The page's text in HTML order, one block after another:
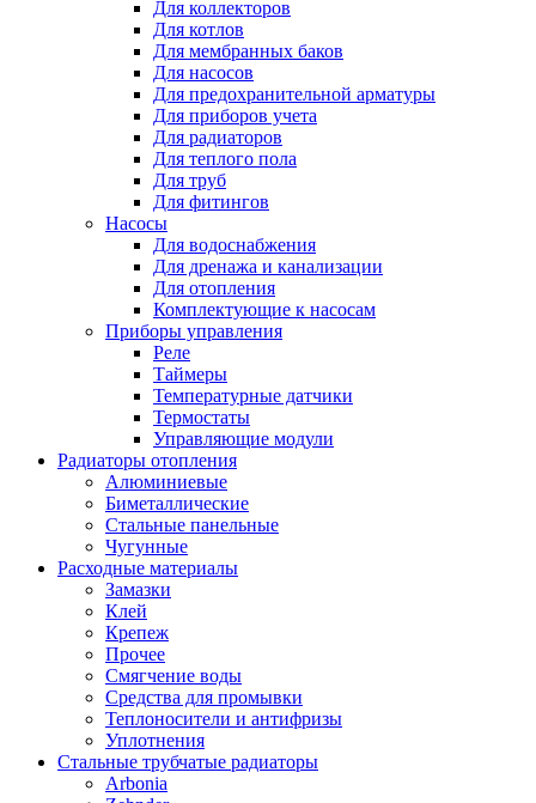
Для коллекторов
Для котлов
Для мембранных баков
Для насосов
Для предохранительной арматуры
Для приборов учета
Для радиаторов
Для теплого пола
Для труб
Для фитингов
Насосы
Для водоснабжения
Для дренажа и канализации
Для отопления
Комплектующие к насосам
Приборы управления
Реле
Таймеры
Температурные датчики
Термостаты
Управляющие модули
Радиаторы отопления
Алюминиевые
Биметаллические
Стальные панельные
Чугунные
Расходные материалы
Замазки
Клей
Крепеж
Прочее
Смягчение воды
Средства для промывки
Теплоносители и антифризы
Уплотнения
Стальные трубчатые радиаторы
Arbonia